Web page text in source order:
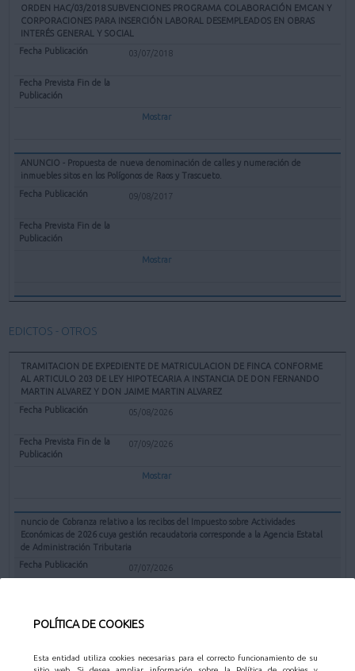
POLÍTICA DE COOKIES
Esta entidad utiliza cookies necesarias para el correcto funcionamiento de su
ORDEN HAC/03/2018 SUBVENCIONES PROGRAMA COLABORACIÓN EMCAN Y
CORPORACIONES PARA INSERCIÓN LABORAL DESEMPLEADOS EN OBRAS
INTERÉS GENERAL Y SOCIAL
03/07/2018
Mostrar
ANUNCIO - Propuesta de nueva denominación de calles y numeración de
inmuebles sitos en los Polígonos de Raos y Trascueto.
09/08/2017
Mostrar
EDICTOS - OTROS
TRAMITACION DE EXPEDIENTE DE MATRICULACION DE FINCA CONFORME
AL ARTICULO 203 DE LEY HIPOTECARIA A INSTANCIA DE DON FERNANDO
MARTIN ALVAREZ Y DON JAIME MARTIN ALVAREZ
05/08/2026
07/09/2026
Mostrar
nuncio de Cobranza relativo a los recibos del Impuesto sobre Actividades
Económicas de 2026 cuya gestión recaudatoria corresponde a la Agencia Estatal
de Administración Tributaria
07/07/2026
Mostrar